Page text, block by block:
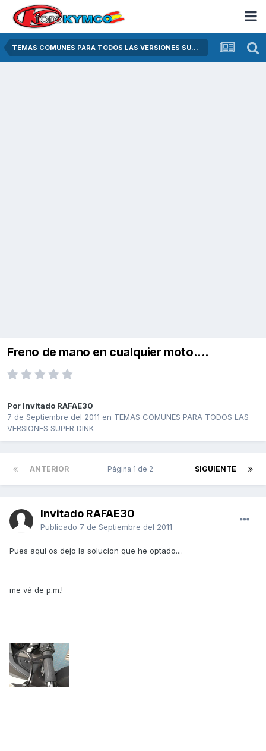
TEMAS COMUNES PARA TODOS LAS VERSIONES SUPER DINK
Freno de mano en cualquier moto....
Por Invitado RAFAE30
7 de Septiembre del 2011 en TEMAS COMUNES PARA TODOS LAS
VERSIONES SUPER DINK
ANTERIOR SIGUIENTE
Página 1 de 2
Invitado RAFAE30
Publicado 7 de Septiembre del 2011
Pues aquí os dejo la solucion que he optado....
me vá de p.m.!